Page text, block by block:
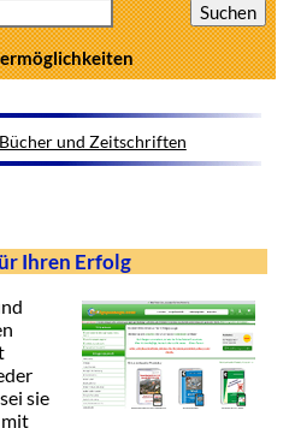
Bücher und Zeitschriften
Ihren Erfolg
sie
mit